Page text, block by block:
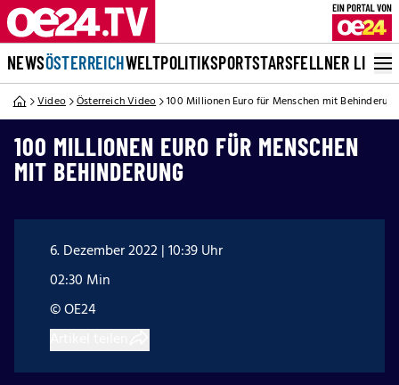
NEWSÖSTERREICHWELTPOLITIKSPORTSTARSFELLNER LIVE
Video Österreich Video 100 Millionen Euro für Menschen mit Behinderung
100 MILLIONEN EURO FÜR MENSCHEN
MIT BEHINDERUNG
6. Dezember 2022 | 10:39 Uhr
02:30 Min
© OE24